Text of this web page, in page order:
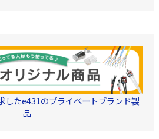
したe431のプライベートブランド製
品